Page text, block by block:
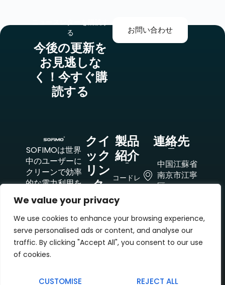
We value your privacy
We use cookies to enhance your browsing experience,
serve personalised ads or content, and analyse our
traffic. By clicking "Accept All", you consent to our use
of cookies.
CUSTOMISE REJECT ALL
る
今後の更新を
お見逃しな
く！今すぐ購
読する
お問い合わせ
SOFIMOは世界
中のユーザーに
クリーンで効率
的な電力利用を
提供し、屋外建
設や緊急救助の
ためにより効率
的で環境に優し
い電力ソリュー
ションを提供す
る。
クイ
ック
リン
ク
会社概要
アプリケ
ーション
ニュース
製品
紹介
コードレ
ス溶接機
エネルギ
業用モバ
イル電源
蓄電式産
連絡先
中国江蘇省
南京市江寧
区
kristin@lsdkj.cn